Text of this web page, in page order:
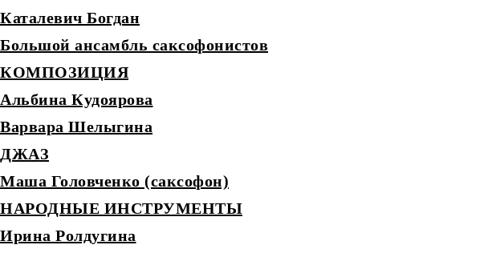
Каталевич Богдан
Большой ансамбль саксофонистов
КОМПОЗИЦИЯ
Альбина Кудоярова
Варвара Шелыгина
ДЖАЗ
Маша Головченко (саксофон)
НАРОДНЫЕ ИНСТРУМЕНТЫ
Ирина Ролдугина